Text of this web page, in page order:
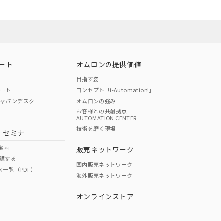
ページへ
ください
ト
ト
パンデスク
セミナ
内
する
覧（PDF）
オムロンの提供価値
目指す姿
コンセプト「i-Automation!」
オムロンの強み
お客様との共創拠点
AUTOMATION CENTER
技術を磨く現場
販売ネットワーク
国内販売ネットワーク
海外販売ネットワーク
オンラインストア